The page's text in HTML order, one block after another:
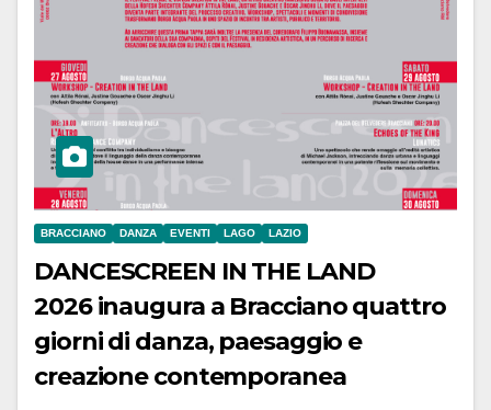
BRACCIANO DANZA EVENTI LAGO LAZIO
DANCESCREEN IN THE LAND
2026 inaugura a Bracciano quattro
giorni di danza, paesaggio e
creazione contemporanea